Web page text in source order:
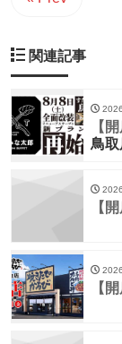
関連記事
【開
鳥取
【開
【開